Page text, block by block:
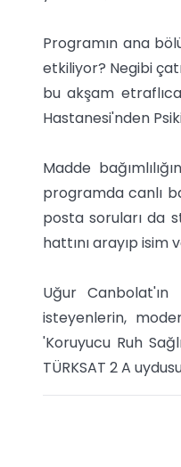
Programın ana
etkiliyor? Negibi
bu akşam
Hastanesi'nden
Madde
programda canlı
posta soruları da
hattını arayıp
Uğur Canbolat'ın
isteyenlerin,
'Koruyucu Ruh
TÜRKSAT 2 A